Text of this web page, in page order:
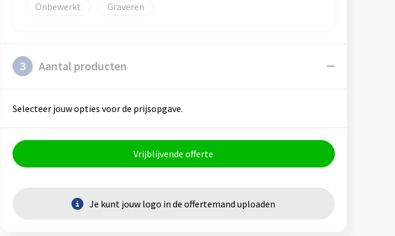
Onbewerkt
Graveren
3 Aantal producten
Selecteer jouw opties voor de prijsopgave.
Vrijblijvende offerte
Je kunt jouw logo in de offertemand uploaden